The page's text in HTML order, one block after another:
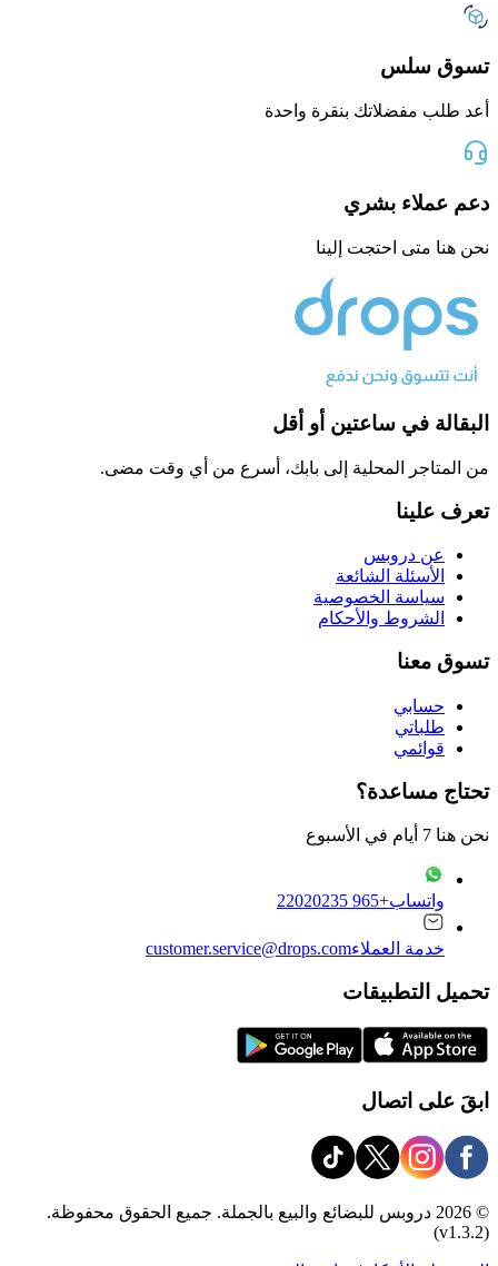
تسوق سلس
أعد طلب مفضلاتك بنقرة واحدة
دعم عملاء بشري
نحن هنا متى احتجت إلينا
البقالة في ساعتين أو أقل
من المتاجر المحلية إلى بابك، أسرع من أي وقت مضى.
تعرف علينا
عن دروبس
الأسئلة الشائعة
سياسة الخصوصية
الشروط والأحكام
تسوق معنا
حسابي
طلباتي
قوائمي
تحتاج مساعدة؟
نحن هنا 7 أيام في الأسبوع
واتساب+965 22020235
خدمة العملاءcustomer.service@drops.com
تحميل التطبيقات
ابقَ على اتصال
© 2026 دروبس للبضائع والبيع بالجملة. جميع الحقوق محفوظة.
(v1.3.2)